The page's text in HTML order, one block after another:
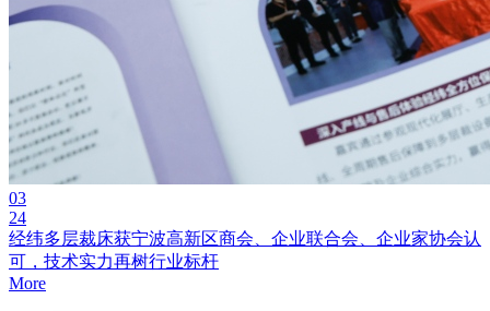
03
24
经纬多层裁床获宁波高新区商会、企业联合会、企业家协会认
可，技术实力再树行业标杆
More